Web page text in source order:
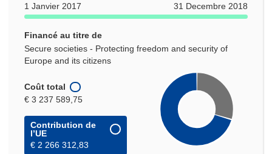
1 Janvier 2017
31 Decembre 2018
Financé au titre de
Secure societies - Protecting freedom and security of
Europe and its citizens
Coût total
€ 3 237 589,75
Contribution de
l’UE
€ 2 266 312,83